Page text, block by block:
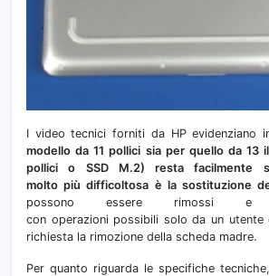
I video tecnici forniti da HP evidenziano
modello da 11 pollici sia per quello da 13
pollici o SSD M.2) resta facilmente
molto più difficoltosa è la sostituzione
possono essere rimossi e
con operazioni possibili solo da un
richiesta la rimozione della scheda madre.
Per quanto riguarda le specifiche